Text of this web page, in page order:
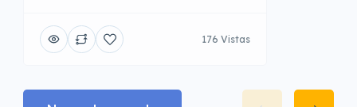
176 Vistas